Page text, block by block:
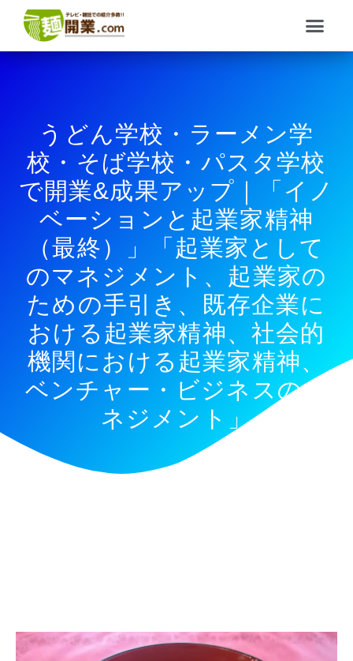
メ
ニ
ュ
うどん学校・ラーメン学
校・そば学校・パスタ学校
で開業&成果アップ｜「イノ
ベーションと起業家精神
（最終）」「起業家として
のマネジメント、起業家の
ための手引き、既存企業に
おける起業家精神、社会的
機関における起業家精神、
ベンチャー・ビジネスのマ
ネジメント」